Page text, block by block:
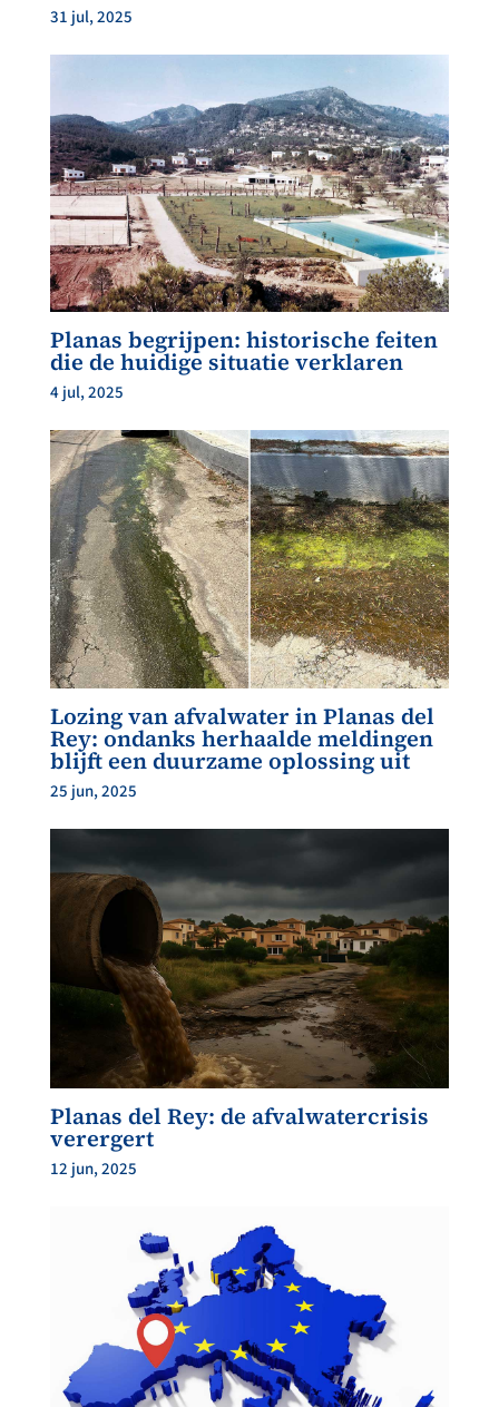
31 jul, 2025
Planas begrijpen: historische feiten
die de huidige situatie verklaren
4 jul, 2025
Lozing van afvalwater in Planas del
Rey: ondanks herhaalde meldingen
blijft een duurzame oplossing uit
25 jun, 2025
Planas del Rey: de afvalwatercrisis
verergert
12 jun, 2025